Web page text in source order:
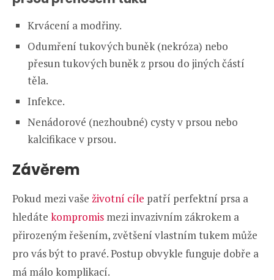
Krvácení a modřiny.
Odumření tukových buněk (nekróza) nebo
přesun tukových buněk z prsou do jiných částí
těla.
Infekce.
Nenádorové (nezhoubné) cysty v prsou nebo
kalcifikace v prsou.
Závěrem
Pokud mezi vaše životní cíle patří perfektní prsa a
hledáte kompromis mezi invazivním zákrokem a
přirozeným řešením, zvětšení vlastním tukem může
pro vás být to pravé. Postup obvykle funguje dobře a
má málo komplikací.